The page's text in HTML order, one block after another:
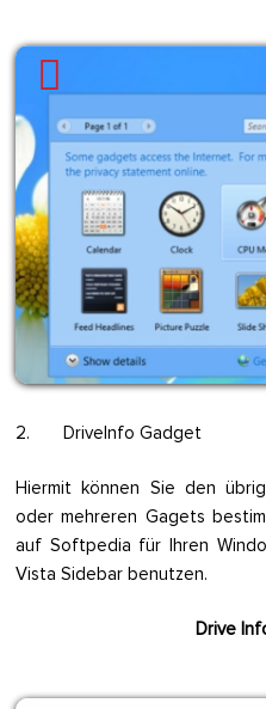
2. DriveInfo Gadget
Hiermit können Sie den
oder mehreren Gagets
auf Softpedia für Ihren
Vista Sidebar benutzen.
Drive